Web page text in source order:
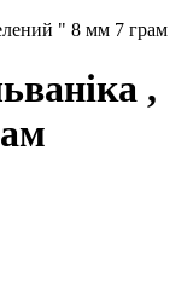
" 8 мм 7 грам
,